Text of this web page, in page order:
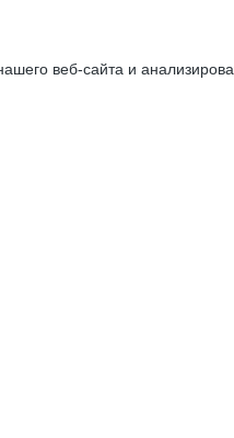
веб-сайта и